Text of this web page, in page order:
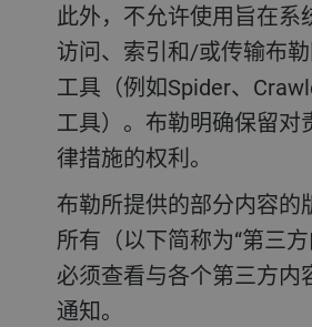
此外，不允许使用旨在系
访问、索引和/或传输布
工具（例如Spider、
工具）。布勒明确保留对
律措施的权利。
布勒所提供的部分内容的版权归第三方
所有（以下简称为“第三
必须查看与各个第三方内
通知。